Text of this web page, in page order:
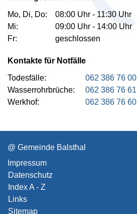
Mo, Di, Do:
08:00 Uhr - 11:30 Uhr
Mi:
09:00 Uhr - 14:00 Uhr
Fr:
geschlossen
Kontakte für Notfälle
Todesfälle:
062 386 76 00
Wasserrohrbrüche:
062 386 76 61
Werkhof:
062 386 76 60
@ Gemeinde Balsthal
Toolbar
Impressum
Datenschutz
Index A - Z
Links
Sitemap